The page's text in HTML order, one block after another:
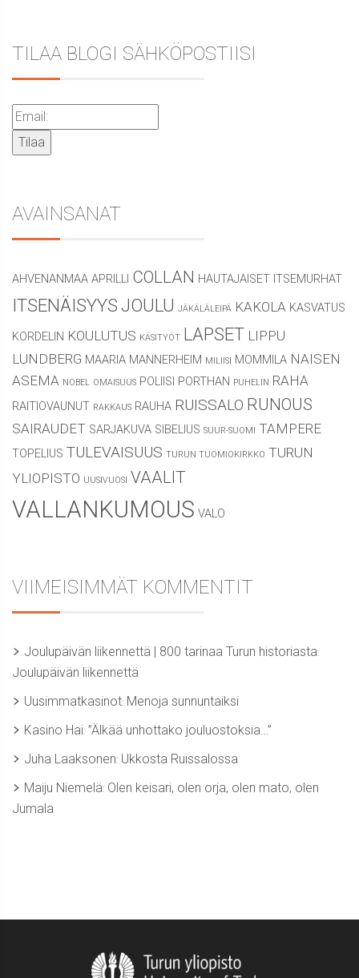
TILAA BLOGI SÄHKÖPOSTIISI
AVAINSANAT
AHVENANMAA APRILLI COLLAN HAUTAJAISET ITSEMURHAT
ITSENÄISYYS JOULU JÄKÄLÄLEIPÄ KAKOLA KASVATUS
KORDELIN KOULUTUS KÄSITYÖT LAPSET LIPPU
LUNDBERG MAARIA MANNERHEIM MILIISI MOMMILA NAISEN
ASEMA NOBEL OMAISUUS POLIISI PORTHAN PUHELIN RAHA
RAITIOVAUNUT RAKKAUS RAUHA RUISSALO RUNOUS
SAIRAUDET SARJAKUVA SIBELIUS SUUR-SUOMI TAMPERE
TOPELIUS TULEVAISUUS TURUN TUOMIOKIRKKO TURUN
YLIOPISTO UUSIVUOSI VAALIT
VALLANKUMOUS VALO
VIIMEISIMMÄT KOMMENTIT
Joulupäivän liikennettä | 800 tarinaa Turun historiasta:
Joulupäivän liikennettä
Uusimmatkasinot: Menoja sunnuntaiksi
Kasino Hai: ”Älkää unhottako jouluostoksia…”
Juha Laaksonen: Ukkosta Ruissalossa
Maiju Niemelä: Olen keisari, olen orja, olen mato, olen
Jumala